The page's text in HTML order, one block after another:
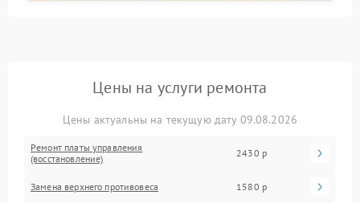
Цены на услуги ремонта
Цены актуальны на текущую дату 09.08.2026
Ремонт платы управления
(восстановление)
2430 р
Замена верхнего противовеса 1580 р